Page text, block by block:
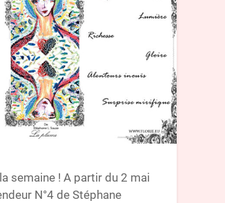
la semaine ! A partir du 2 mai
N°4 de Stéphane